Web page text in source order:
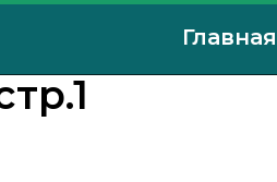
Главная